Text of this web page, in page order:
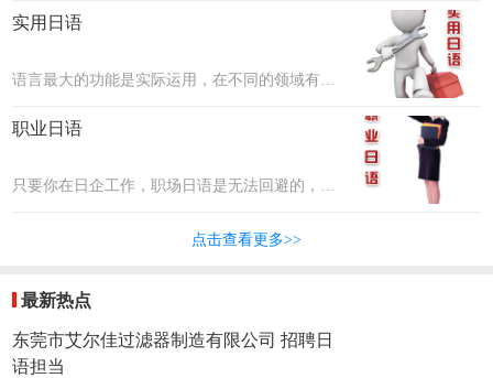
文化差异、职场礼仪、沟通交际等。联普将邀请
家！
实用日语
语言最大的功能是实际运用，在不同的领域有不
同的需求，比如在美容界有美容日语、在科技行
家为大家讲述并分享他们的经验。
职业日语
只要你在日企工作，职场日语是无法回避的，各
大家！
点击查看更多>>
最新热点
东莞市艾尔佳过滤器制造有限公司 招聘日
语担当